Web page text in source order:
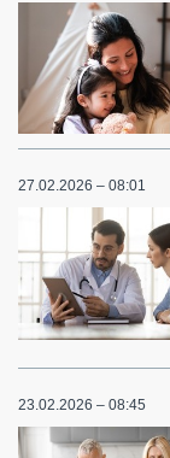
27.02.2026 – 08:01
23.02.2026 – 08:45